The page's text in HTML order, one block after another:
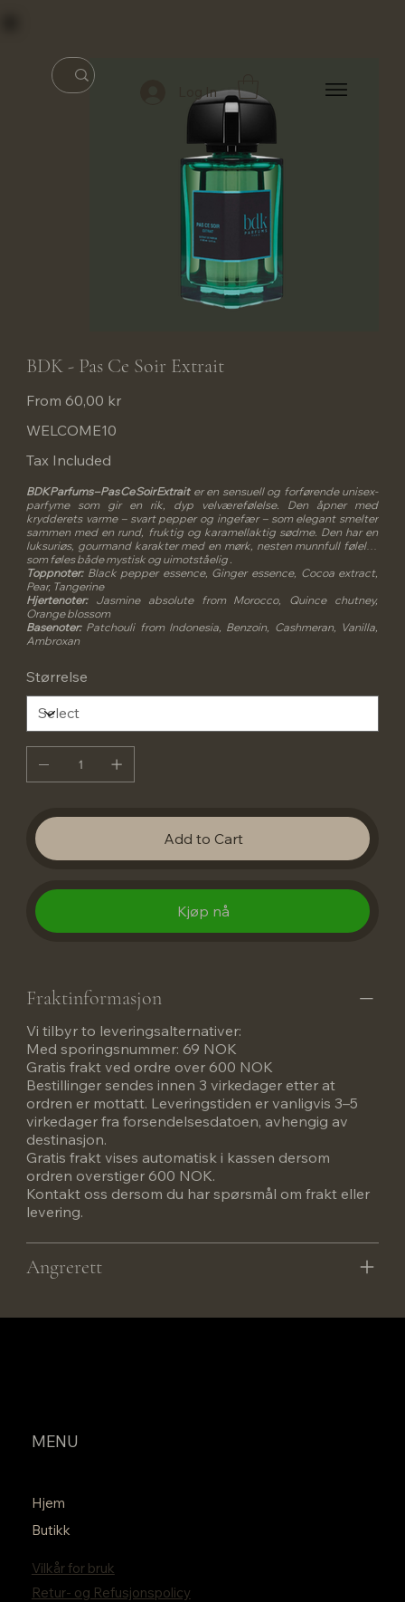
Log In
BDK - Pas Ce Soir Extrait
From 60,00 kr
WELCOME10
Tax Included
BDK Parfums – Pas Ce Soir Extraiter en sensuell og forførende unisex-
parfyme som gir en rik, dyp velværefølelse. Den åpner med
krydderets varme – svart pepper og ingefær – som elegant smelter
sammen med en rund, fruktig og karamellaktig sødme. Den har en
luksuriøs, gourmand karakter med en mørk, nesten munnfull følelse
som føles både mystisk og uimotståelig .
Toppnoter:Black pepper essence, Ginger essence, Cocoa extract,
Pear, Tangerine
Hjertenoter:Jasmine absolute from Morocco, Quince chutney,
Orange blossom
Basenoter:Patchouli from Indonesia, Benzoin, Cashmeran, Vanilla,
Ambroxan
Størrelse
Add to Cart
Kjøp nå
Fraktinformasjon
Vi tilbyr to leveringsalternativer:
Med sporingsnummer: 69 NOK
Gratis frakt ved ordre over 600 NOK
Bestillinger sendes innen 3 virkedager etter at
ordren er mottatt. Leveringstiden er vanligvis 3–5
virkedager fra forsendelsesdatoen, avhengig av
destinasjon.
Gratis frakt vises automatisk i kassen dersom
ordren overstiger 600 NOK.
Kontakt oss dersom du har spørsmål om frakt eller
levering.
Angrerett
MENU
Hjem
Butikk
Vilkår for bruk
Retur- og Refusjonspolicy